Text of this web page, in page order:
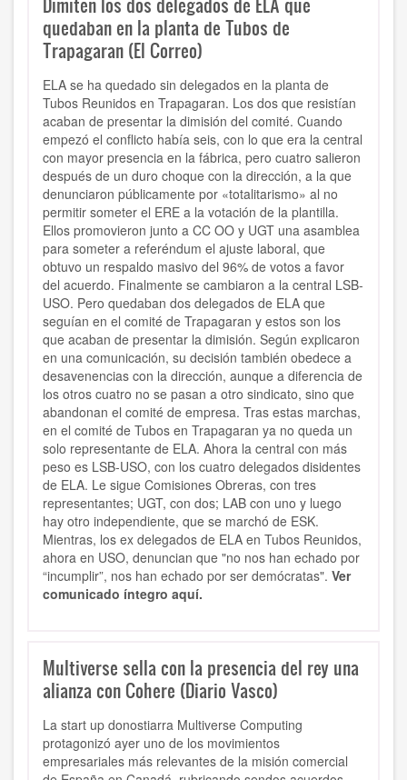
quedaban en la planta de Tubos de
Trapagaran (El Correo)
ELA se ha quedado sin delegados en la planta de
Tubos Reunidos en Trapagaran. Los dos que resistían
acaban de presentar la dimisión del comité. Cuando
empezó el conflicto había seis, con lo que era la central
con mayor presencia en la fábrica, pero cuatro salieron
después de un duro choque con la dirección, a la que
denunciaron públicamente por «totalitarismo» al no
permitir someter el ERE a la votación de la plantilla.
Ellos promovieron junto a CC OO y UGT una asamblea
para someter a referéndum el ajuste laboral, que
obtuvo un respaldo masivo del 96% de votos a favor
del acuerdo. Finalmente se cambiaron a la central LSB-
USO. Pero quedaban dos delegados de ELA que
seguían en el comité de Trapagaran y estos son los
que acaban de presentar la dimisión. Según explicaron
en una comunicación, su decisión también obedece a
desavenencias con la dirección, aunque a diferencia de
los otros cuatro no se pasan a otro sindicato, sino que
abandonan el comité de empresa. Tras estas marchas,
en el comité de Tubos en Trapagaran ya no queda un
solo representante de ELA. Ahora la central con más
peso es LSB-USO, con los cuatro delegados disidentes
de ELA. Le sigue Comisiones Obreras, con tres
representantes; UGT, con dos; LAB con uno y luego
hay otro independiente, que se marchó de ESK.
Mientras, los ex delegados de ELA en Tubos Reunidos,
ahora en USO, denuncian que "no nos han echado por
“incumplir”, nos han echado por ser demócratas". Ver
comunicado íntegro aquí.
Multiverse sella con la presencia del rey una
alianza con Cohere (Diario Vasco)
La start up donostiarra Multiverse Computing
protagonizó ayer uno de los movimientos
empresariales más relevantes de la misión comercial